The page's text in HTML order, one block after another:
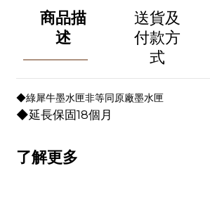
商品描
述
送貨及
付款方
式
◆綠犀牛墨水匣非等同原廠墨水匣
◆延長保固18個月
了解更多